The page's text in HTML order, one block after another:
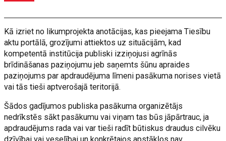
Kā izriet no likumprojekta anotācijas, kas pieejama Tiesību
aktu portālā, grozījumi attiektos uz situācijām, kad
kompetentā institūcija publiski izziņojusi agrīnās
brīdināšanas paziņojumu jeb saņemts šūnu apraides
paziņojums par apdraudējuma līmeni pasākuma norises vietā
vai tās tieši aptverošajā teritorijā.
Šādos gadījumos publiska pasākuma organizētājs
nedrīkstēs sākt pasākumu vai viņam tas būs jāpārtrauc, ja
apdraudējums rada vai var tieši radīt būtiskus draudus cilvēku